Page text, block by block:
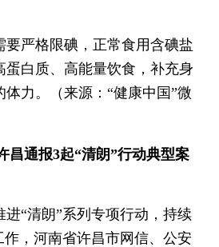
要严格限碘，正常食用含碘盐
蛋白质、高能量饮食，补充身
力。（来源：“健康中国”微
昌通报3起“清朗”行动典型案
进“清朗”系列专项行动，持续
作，河南省许昌市网信、公安